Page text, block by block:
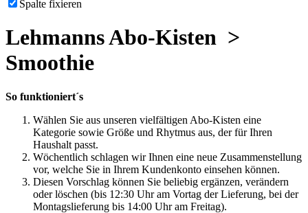
Spalte fixieren
Lehmanns Abo-Kisten >
Smoothie
So funktioniert´s
Wählen Sie aus unseren vielfältigen Abo-Kisten eine
Kategorie sowie Größe und Rhytmus aus, der für Ihren
Haushalt passt.
Wöchentlich schlagen wir Ihnen eine neue Zusammenstellung
vor, welche Sie in Ihrem Kundenkonto einsehen können.
Diesen Vorschlag können Sie beliebig ergänzen, verändern
oder löschen (bis 12:30 Uhr am Vortag der Lieferung, bei der
Montagslieferung bis 14:00 Uhr am Freitag).